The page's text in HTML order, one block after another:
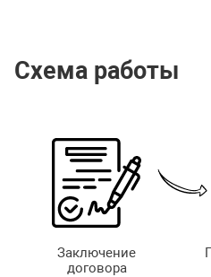
Схема работы
Заключение
договора